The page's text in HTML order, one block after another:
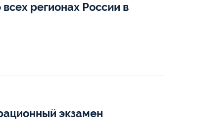
регионах России в
экзамен